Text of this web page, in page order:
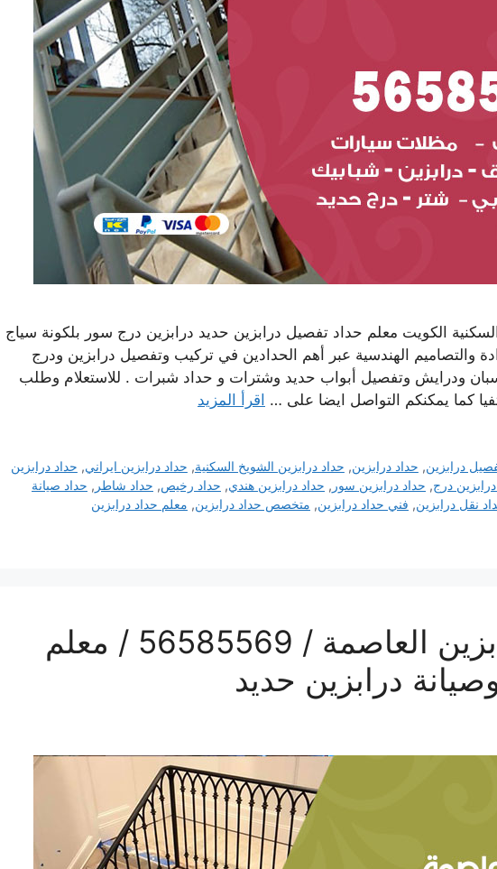
الكويت معلم حداد تفصيل درابزين حديد درابزين درج سور بلكونة سياج
والتصاميم الهندسية عبر أهم الحدادين في تركيب وتفصيل درابزين ودرج
ودرايش وتفصيل أبواب حديد وشترات و حداد شبرات . للاستعلام وطلب
كما يمكنكم التواصل ايضا على … اقرأ المزيد
درابزين, حداد درابزين, حداد درابزين الشويخ السكنية, حداد درابزين ايراني, حداد درابزين
درج, حداد درابزين سور , حداد درابزين هندي, حداد رخيص, حداد شاطر , حداد صيانة
نقل درابزين, فني حداد درابزين, متخصص حداد درابزين, معلم حداد درابزين
رقم حداد درابزين العاصمة / 56585569 / معلم
درابزين حديد